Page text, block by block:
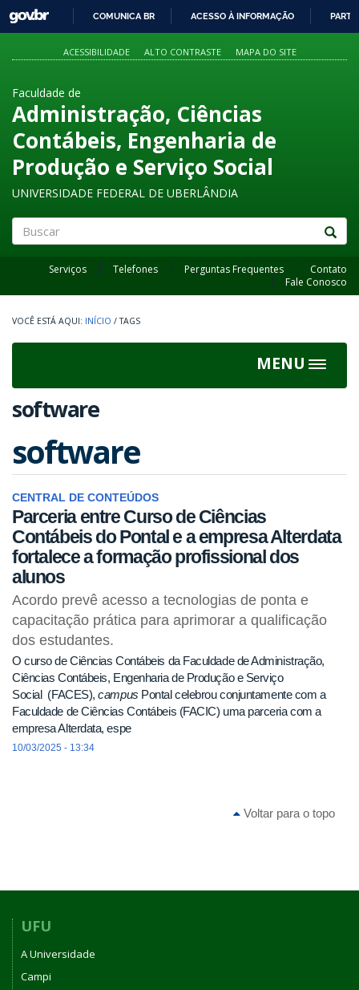
PARA
O
GOVBR
COMUNICA BR ACESSO À INFORMAÇÃO
ACESSIBILIDADE ALTO CONTRASTE MAPA DO SITE
Faculdade de
Administração, Ciências
Contábeis, Engenharia de
Produção e Serviço Social
UNIVERSIDADE FEDERAL DE UBERLÂNDIA
Serviços Telefones Perguntas Frequentes
Contato
Fale Conosco
INÍCIO / TAGS
MENU
Toggle
software
software
CENTRAL DE CONTEÚDOS
Parceria entre Curso de Ciências
Contábeis do Pontal e a empresa Alterdata
fortalece a formação profissional dos
alunos
Acordo prevê acesso a tecnologias de ponta e
capacitação prática para aprimorar a qualificação
dos estudantes.
O curso de Ciências Contábeis da Faculdade de Administração,
Ciências Contábeis, Engenharia de Produção e Serviço
Social (FACES),campus Pontal celebrou conjuntamente com a
Faculdade de Ciências Contábeis (FACIC) uma parceria com a
empresa Alterdata, espe
10/03/2025 - 13:34
Voltar para o topo
UFU
A Universidade
Campi